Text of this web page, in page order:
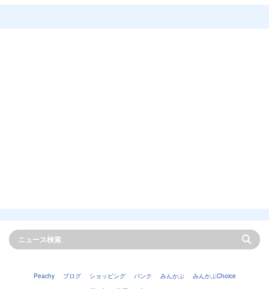
Peachy ブログ ショッピング バンク みんかぶ
みんかぶChoice